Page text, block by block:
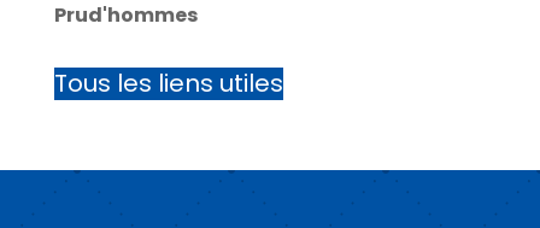
Prud'hommes
Tous les liens utiles